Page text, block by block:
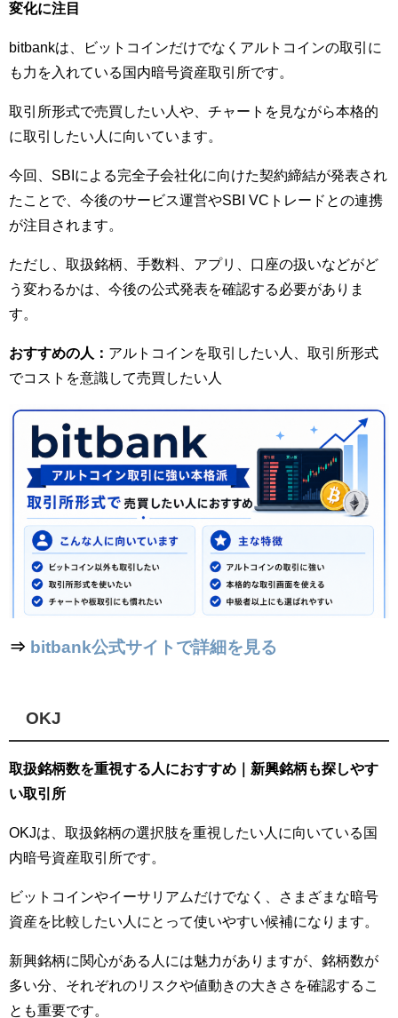
変化に注目
bitbankは、ビットコインだけでなくアルトコインの取引に
も力を入れている国内暗号資産取引所です。
取引所形式で売買したい人や、チャートを見ながら本格的
に取引したい人に向いています。
今回、SBIによる完全子会社化に向けた契約締結が発表され
たことで、今後のサービス運営やSBI VCトレードとの連携
が注目されます。
ただし、取扱銘柄、手数料、アプリ、口座の扱いなどがど
う変わるかは、今後の公式発表を確認する必要がありま
す。
おすすめの人： アルトコインを取引したい人、取引所形式
でコストを意識して売買したい人
⇒ bitbank公式サイトで詳細を見る
OKJ
取扱銘柄数を重視する人におすすめ｜新興銘柄も探しやす
い取引所
OKJは、取扱銘柄の選択肢を重視したい人に向いている国
内暗号資産取引所です。
ビットコインやイーサリアムだけでなく、さまざまな暗号
資産を比較したい人にとって使いやすい候補になります。
新興銘柄に関心がある人には魅力がありますが、銘柄数が
多い分、それぞれのリスクや値動きの大きさを確認するこ
とも重要です。